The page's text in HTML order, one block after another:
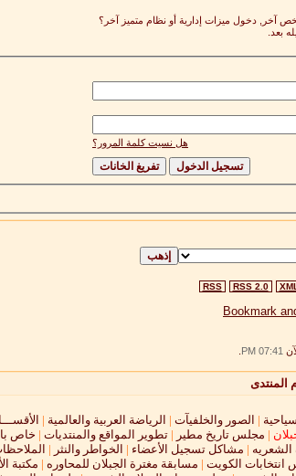
آخر, دخول ميزات إدارية أو نظام متميز آخر؟
بعد.
هل نسيت كلمة المرور؟
RSS RSS 2.0
07:41 PM
المنتدى
| الصور والخلفيآت | الرياضة العربية والعالمية |
| مجلس تاريخ مطير |تطوير المواقع والمنتديات | خاص
الشعريه | مشاكل تسجيل الأعضاء | الخواطر والنثر |
انتخابات الكويت | مسابقة مغترة الجبلان للمحاوره | مكتبة